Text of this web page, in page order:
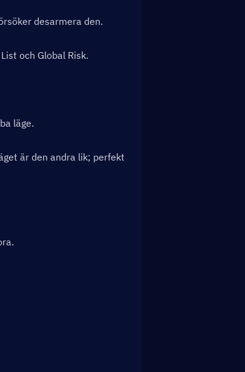
desarmera den.
och Global Risk.
läge.
är den andra lik; perfekt